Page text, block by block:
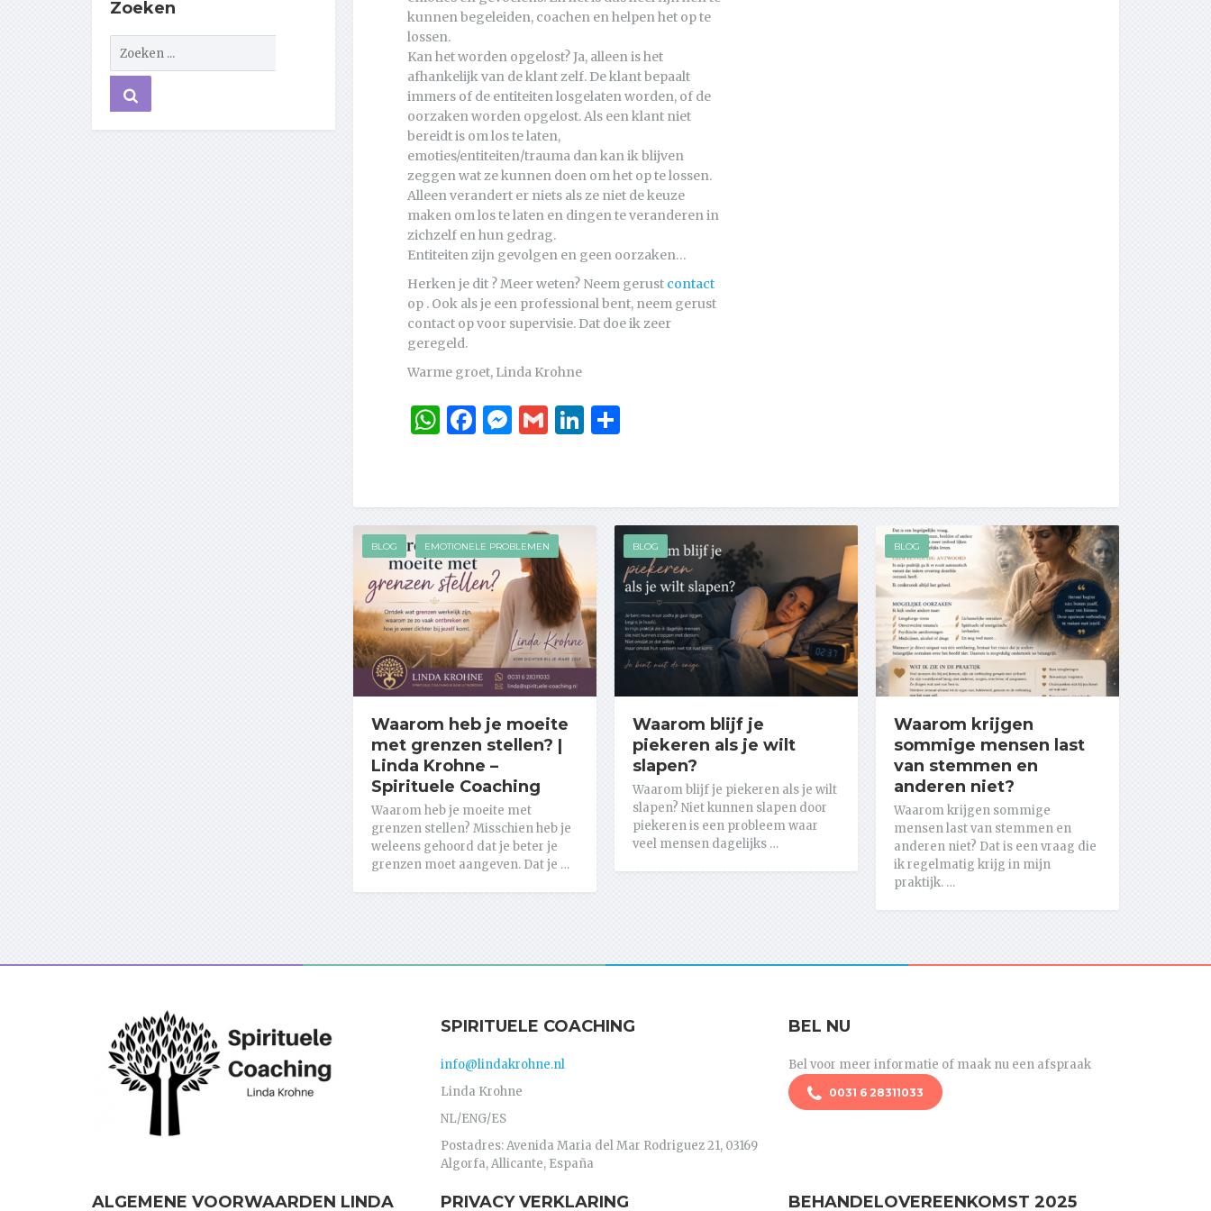
kunnen begeleiden, coachen en helpen het op te
lossen.
Kan het worden opgelost? Ja, alleen is het
afhankelijk van de klant zelf. De klant bepaalt
immers of de entiteiten losgelaten worden, of de
oorzaken worden opgelost. Als een klant niet
bereidt is om los te laten,
emoties/entiteiten/trauma dan kan ik blijven
zeggen wat ze kunnen doen om het op te lossen.
Alleen verandert er niets als ze niet de keuze
maken om los te laten en dingen te veranderen in
zichzelf en hun gedrag.
Entiteiten zijn gevolgen en geen oorzaken…
Herken je dit ? Meer weten? Neem gerust contact
op . Ook als je een professional bent, neem gerust
contact op voor supervisie. Dat doe ik zeer
geregeld.
Warme groet, Linda Krohne
WhatsApp
Facebook
Messenger
GmailLinkedIn
BLOG EMOTIONELE PROBLEMEN
Waarom heb je moeite
met grenzen stellen? |
Linda Krohne –
Spirituele Coaching
Waarom heb je moeite met
grenzen stellen? Misschien heb je
weleens gehoord dat je beter je
grenzen moet aangeven. Dat je …
BLOG
Waarom blijf je
piekeren als je wilt
slapen?
Waarom blijf je piekeren als je wilt
slapen? Niet kunnen slapen door
piekeren is een probleem waar
veel mensen dagelijks …
BLOG
Waarom krijgen
sommige mensen last
van stemmen en
anderen niet?
Waarom krijgen sommige
mensen last van stemmen en
anderen niet? Dat is een vraag die
ik regelmatig krijg in mijn
praktijk. …
Zoeken
SPIRITUELE COACHING
info@lindakrohne.nl
Linda Krohne
NL/ENG/ES
Postadres: Avenida Maria del Mar Rodriguez 21, 03169
Algorfa, Allicante, España
BEL NU
Bel voor meer informatie of maak nu een afspraak
0031 6 28311033
ALGEMENE VOORWAARDEN LINDA PRIVACY VERKLARING BEHANDELOVEREENKOMST 2025